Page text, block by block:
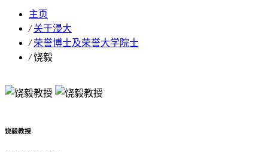
主页
/ 关于浸大
/ 荣誉博士及荣誉大学院士
/ 饶毅
饶毅教授